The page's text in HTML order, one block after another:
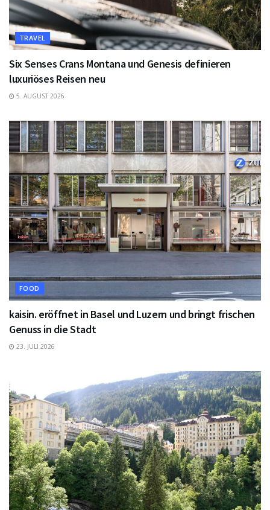
TRAVEL
Six Senses Crans Montana und Genesis definieren
luxuriöses Reisen neu
5. AUGUST 2026
FOOD
kaisin. eröffnet in Basel und Luzern und bringt frischen
Genuss in die Stadt
23. JULI 2026